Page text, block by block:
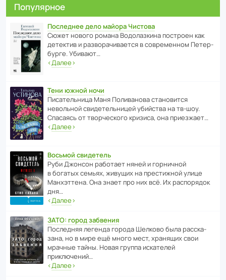
Популярное
Последнее дело майора Чистова
Сюжет нового романа Водо­ла­з­кина пост­роен как
дете­ктив и разво­ра­чи­ва­ется в совре­менном Пете­р­
бурге. Убивают…
‹Далее›
Тени южной ночи
Писа­тель­ница Маня Поли­ва­нова стано­вится
невольной свиде­тель­ницей убийства на тв-шоу.
Спасаясь от твор­че­с­кого кризиса, она приезжает…
‹Далее›
Восьмой свидетель
Руби Джонсон рабо­тает няней и горни­чной
в богатых семьях, живущих на прес­ти­жной улице
Манх­эт­тена. Она знает про них всё. Их распо­рядок
дня…
‹Далее›
ЗАТО: город забвения
После­дняя легенда города Шелково была расска­
зана, но в мире ещё много мест, хранящих свои
мрачные тайны. Новая группа иска­телей
приключений…
‹Далее›